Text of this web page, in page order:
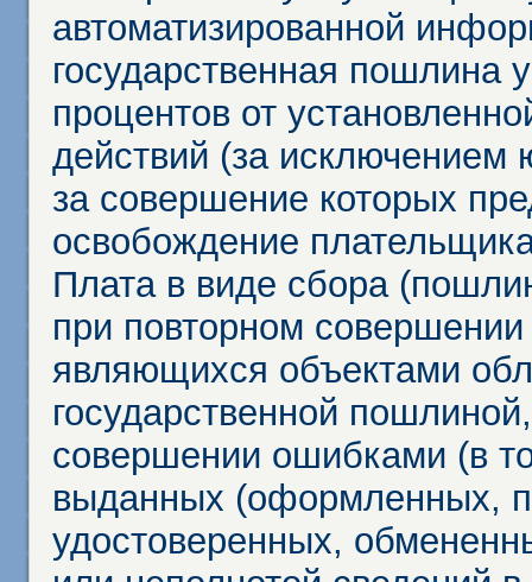
автоматизированной
государственная пошлина
процентов от
действий (за исключением
за совершение которых
освобождение
Плата в виде сбора
при повторном
являющихся объектами
государственной
совершении ошибками (в
выданных (оформленных,
удостоверенных,